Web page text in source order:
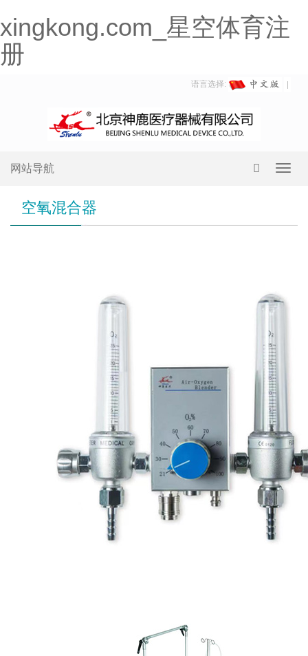
xingkong.com_星空体育注
册
语言选择:
网站导航
空氧混合器